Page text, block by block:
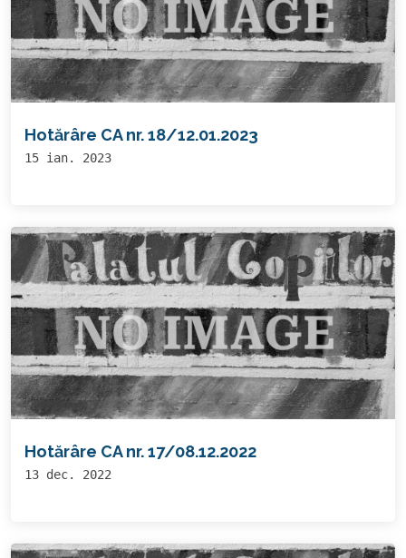
Hotărâre CA nr. 18/12.01.2023
15 ian. 2023
Hotărâre CA nr. 17/08.12.2022
13 dec. 2022